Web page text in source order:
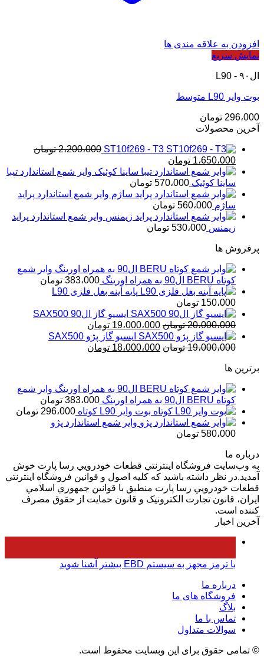
افزودن به علاقه مندی ها
نمایش سریع
ال۹۰ - L90
بوت وایر L90 متوسط
296،000 تومان
آخرین محصولات
ST10f269 - T3 2،200،000 تومان
قیمت
اصلی
2،200،000 تومان
بود.
1،650،000 تومان
فعلی
است.
وایر شمع استاندارد تیبا
ساینا کوئیک 570،000 تومان
وایر شمع استاندارد پراید
ساژم 560،000 تومان
وایر شمع استاندارد پراید
زیمنس 530،000 تومان
پرفروش ها
وایر شمع
کوتاه BERU ال90 به همراه اورینگ
383،000 تومان
پایه آینه بغل فلزی L90
150،000 تومان
ایسیو گاز ال90 SAX500
20،000،000 تومان قیمت
اصلی
20،000،000 تومان
19،000،000 تومان
فعلیایسیو گاز پژو SAX500
19،000،000 تومان قیمت
18،000،000 تومان
برترین ها
وایر شمع
کوتاه BERU ال90 به همراه اورینگ
383،000 تومان
بوت وایر L90 کوتاه
296،000 تومان
وایر شمع استاندارد پژو
580،000 تومان
درباره ما
به وب‌سايت فروشگاه اينترنتي قطعات خودرويي رسا پارت خوش
آمديد.در نظر داشته باشيد که کليه اصول و قوانين فروشگاه اينترنتي
قطعات خودرويي رسا پارت منطبق با قوانين جمهوري اسلامي
ايران، قانون تجارت الکترونيک و قانون حمايت از حقوق مصرف
کننده است.
آخرین اخبار
با ترمز مجهز به سیستم EBD بیشتر آشنا شوید
درباره ما
فروشگاه های ما
بلاگ
تماس با ما
سوالات متداول
© تمامی حقوق برای این وبسایت محفوظ است.